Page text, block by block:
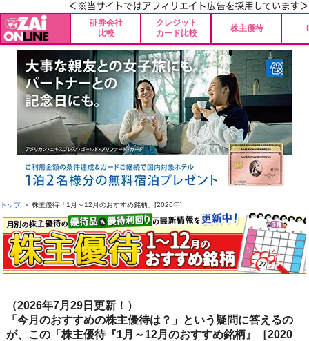
証券会社
比較
クレジット
カード比較
株主優待
トップ＞ 株主優待「1月～12月のおすすめ銘柄」[2026年]
（2026年7月29日更新！）
「今月のおすすめの株主優待は？」という疑問に答えるの
が、この「株主優待『1月～12月のおすすめ銘柄』［2020